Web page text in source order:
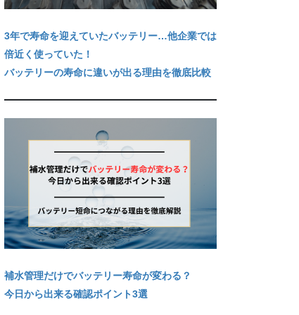
3年で寿命を迎えていたバッテリー…他企業では
倍近く使っていた！
バッテリーの寿命に違いが出る理由を徹底比較
補水管理だけでバッテリー寿命が変わる？
今日から出来る確認ポイント3選